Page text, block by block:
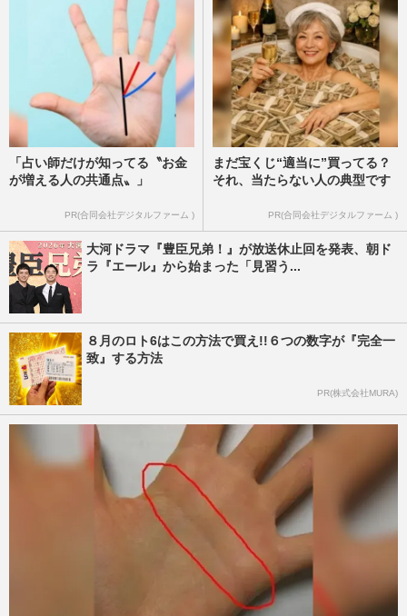
週刊女性2019年8月13日号 2019/7/30
「占い師だけが知ってる〝お金
が増える人の共通点〟」
PR(合同会社デジタルファーム )
まだ宝くじ“適当に”買ってる？
それ、当たらない人の典型です
PR(合同会社デジタルファーム )
大河ドラマ『豊臣兄弟！』が放送休止回を発表、朝ド
ラ『エール』から始まった「見習う...
８月のロト6はこの方法で買え!!６つの数字が『完全一
致』する方法
PR(株式会社MURA)